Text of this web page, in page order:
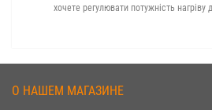
хочете регулювати потужність
О НАШЕМ МАГАЗИНЕ